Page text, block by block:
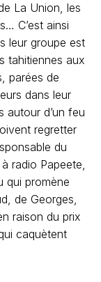
La Union, les
C’est ainsi
leur groupe est
tahitiennes aux
parées de
dans leur
autour d’un feu
regretter
du
radio Papeete,
qui promène
de Georges,
raison du prix
caquètent